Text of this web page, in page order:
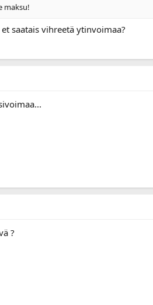
maksu!
saatais vihreetä ytinvoimaa?
?